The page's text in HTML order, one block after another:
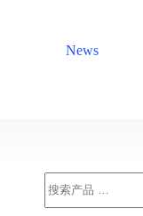
News
索: